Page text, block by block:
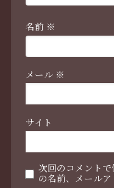
名前 ※
メール ※
サイト
次回のコメント
の名前、メールア